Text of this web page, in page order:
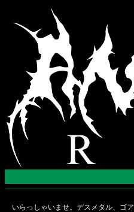
いらっしゃいませ。デスメタル、ゴ